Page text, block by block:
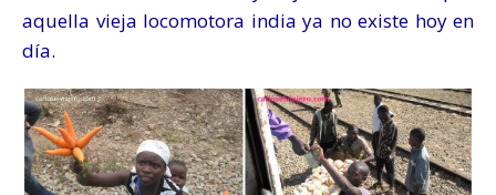
aquella vieja locomotora india ya no existe hoy en
día.